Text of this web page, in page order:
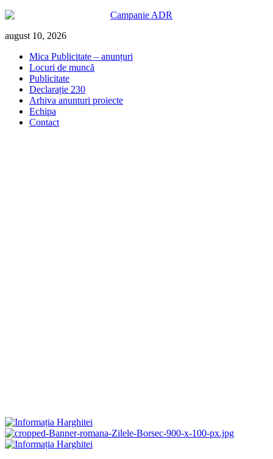
Skip
content
august 10, 2026
Mica Publicitate – anunțuri
Locuri de muncă
Publicitate
Declarație 230
Arhiva anunturi proiecte
Echipa
Contact
Primary